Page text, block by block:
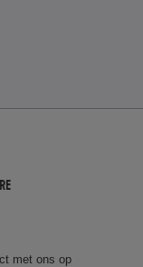
met ons op